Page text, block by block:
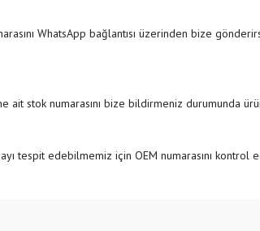
WhatsApp bağlantısı üzerinden bize
ait stok numarasını bize bildirmeniz durumunda
tespit edebilmemiz için OEM numarasını kontrol